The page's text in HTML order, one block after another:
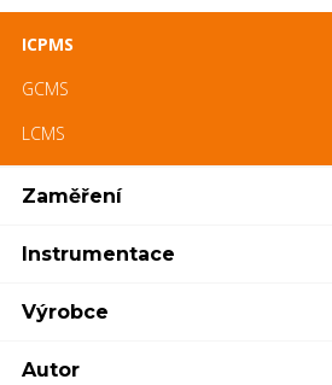
ICPMS
GCMS
LCMS
Zaměření
Instrumentace
Výrobce
Autor